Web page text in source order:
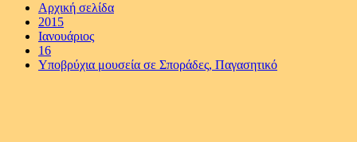
Αρχική σελίδα
2015
Ιανουάριος
16
Yποβρύχια μουσεία σε Σποράδες, Παγασητικό